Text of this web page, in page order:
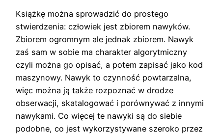
Książkę można sprowadzić do prostego
stwierdzenia: człowiek jest zbiorem nawyków.
Zbiorem ogromnym ale jednak zbiorem. Nawyk
zaś sam w sobie ma charakter algorytmiczny
czyli można go opisać, a potem zapisać jako kod
maszynowy. Nawyk to czynność powtarzalna,
więc można ją także rozpoznać w drodze
obserwacji, skatalogować i porównywać z innymi
nawykami. Co więcej te nawyki są do siebie
podobne, co jest wykorzystywane szeroko przez